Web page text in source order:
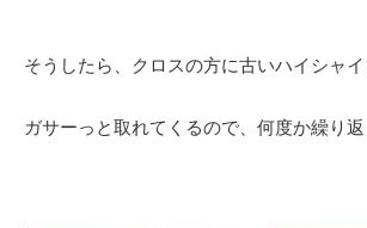
そうしたら、クロスの方に古いハイシャ
ガサーっと取れてくるので、何度か繰り